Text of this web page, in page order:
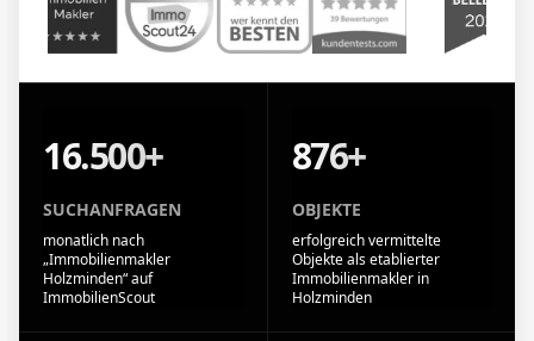
16.500+
SUCHANFRAGEN
monatlich nach
„Immobilienmakler
Holzminden“ auf
ImmobilienScout
876+
OBJEKTE
erfolgreich vermittelte
Objekte als etablierter
Immobilienmakler in
Holzminden